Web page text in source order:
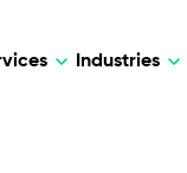
Industries